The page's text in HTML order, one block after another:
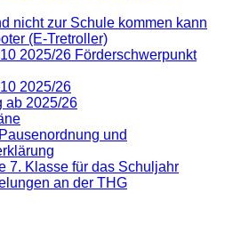
nicht zur Schule kommen kann
(E-Tretroller)
2025/26 Förderschwerpunkt
2025/26
ab 2025/26
und
7. Klasse für das Schuljahr
an der THG